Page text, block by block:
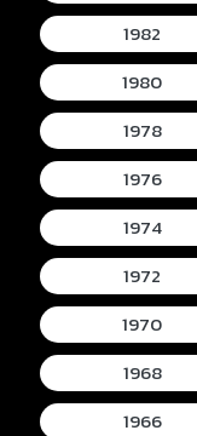
1982
1980
1978
1976
1974
1972
1970
1968
1966